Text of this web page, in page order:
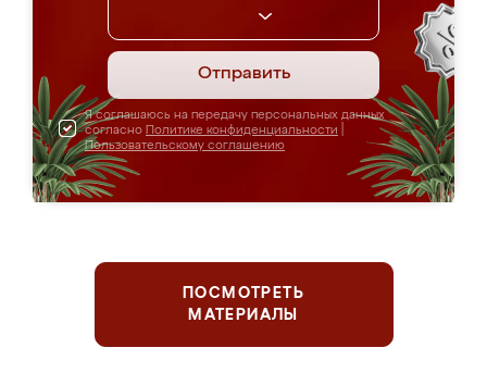
Отправить
Я соглашаюсь на передачу персональных данных
согласно Политике конфиденциальности
Пользовательскому соглашению
ПОСМОТРЕТЬ
МАТЕРИАЛЫ